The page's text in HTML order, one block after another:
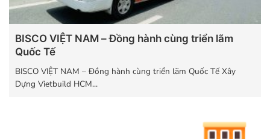
BISCO VIỆT NAM – Đồng hành cùng triển lãm
Quốc Tế
BISCO VIỆT NAM – Đồng hành cùng triển lãm Quốc Tế Xây
Dựng Vietbuild HCM...